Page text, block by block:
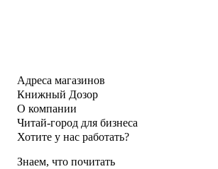
Адреса магазинов
Книжный Дозор
О компании
Читай-город для бизнеса
Хотите у нас работать?
Знаем, что почитать